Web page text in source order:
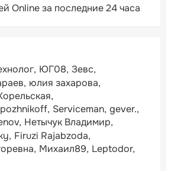
Online за последние 24 часа
ЮГ08 Зевс
юлия захарова
Serviceman gever.
Нетычук Владимир
Firuzi Rajabzoda
Михаил89 Leptodor